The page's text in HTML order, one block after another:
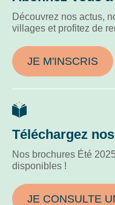
Découvrez nos actus,
villages et profitez de
JE M'INSCRIS
Téléchargez
Nos brochures Été
disponibles !
JE CONSULTE